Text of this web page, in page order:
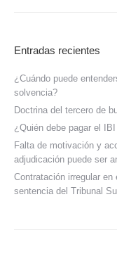
Entradas recientes
¿Cuándo puede
solvencia?
Doctrina del tercero de
¿Quién debe pagar el
Falta de motivación y
adjudicación puede ser
Contratación irregular
sentencia del Tribunal